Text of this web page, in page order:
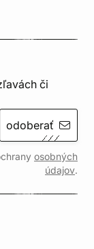
či
odoberať
osobných
údajov.